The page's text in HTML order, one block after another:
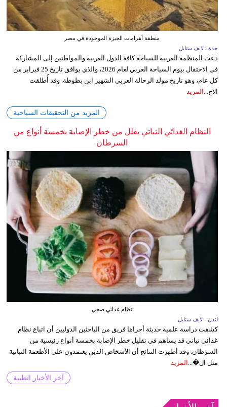
منطقة أهرامات الجيزة الموجودة في مصر
جدة ـ لايف ستايل
دعت المنظمة العربية للسياحة كافة الدول العربية والمواطنين إلى المشاركة
في الاحتفال بيوم السياحة العربي لعام 2026، والذي يوافق تاريخ 25 فبراير من
كل عام، وهو تاريخ مولد الرحالة العربي الشهير ابن بطوطة. وقد أُطلقت
الاح... المزيد
المزيد من التحقيقات السياحية
النظام الغذائي النباتي يقلل من خطر الإصابة بخمسة أنواع من
السرطان
نظام غذائي صحي
لندن - لايف ستايل
كشفت دراسة علمية حديثة أجراها فريق من الباحثين الدوليين أن اتباع نظام
غذائي نباتي قد يساهم في تقليل خطر الإصابة بخمسة أنواع رئيسية من
السرطان. وقد أظهرت النتائج أن الأشخاص الذين يعتمدون على الأطعمة النباتية
مثل ال�...
المزيد
آخر الأخبار الطبية